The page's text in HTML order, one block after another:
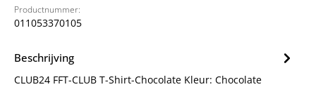
Productnummer:
011053370105
Beschrijving
CLUB24 FFT-CLUB T-Shirt-Chocolate Kleur: Chocolate